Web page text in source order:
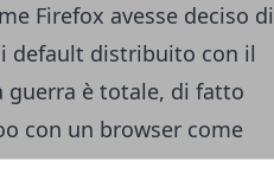
Firefox avesse deciso di
default distribuito con il
guerra è totale, di fatto
con un browser come
che vi appaia in alto